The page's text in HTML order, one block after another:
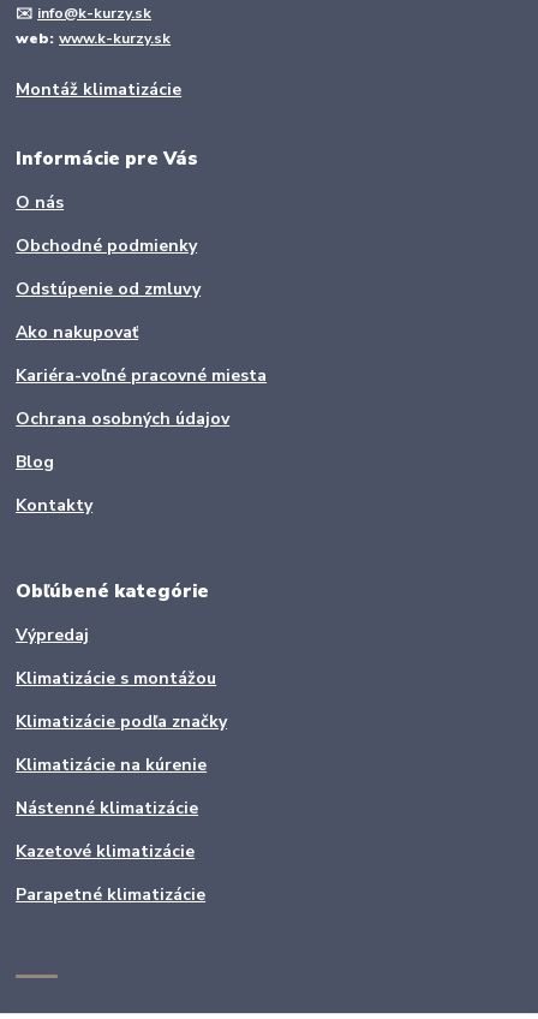
✉️ info@k-kurzy.sk
web:www.k-kurzy.sk
Montáž klimatizácie
Informácie pre Vás
O nás
Obchodné podmienky
Odstúpenie od zmluvy
Ako nakupovať
Kariéra-voľné pracovné miesta
Ochrana osobných údajov
Blog
Kontakty
Obľúbené kategórie
Výpredaj
Klimatizácie s montážou
Klimatizácie podľa značky
Klimatizácie na kúrenie
Nástenné klimatizácie
Kazetové klimatizácie
Parapetné klimatizácie